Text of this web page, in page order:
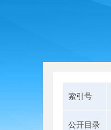
索引号
公开目录